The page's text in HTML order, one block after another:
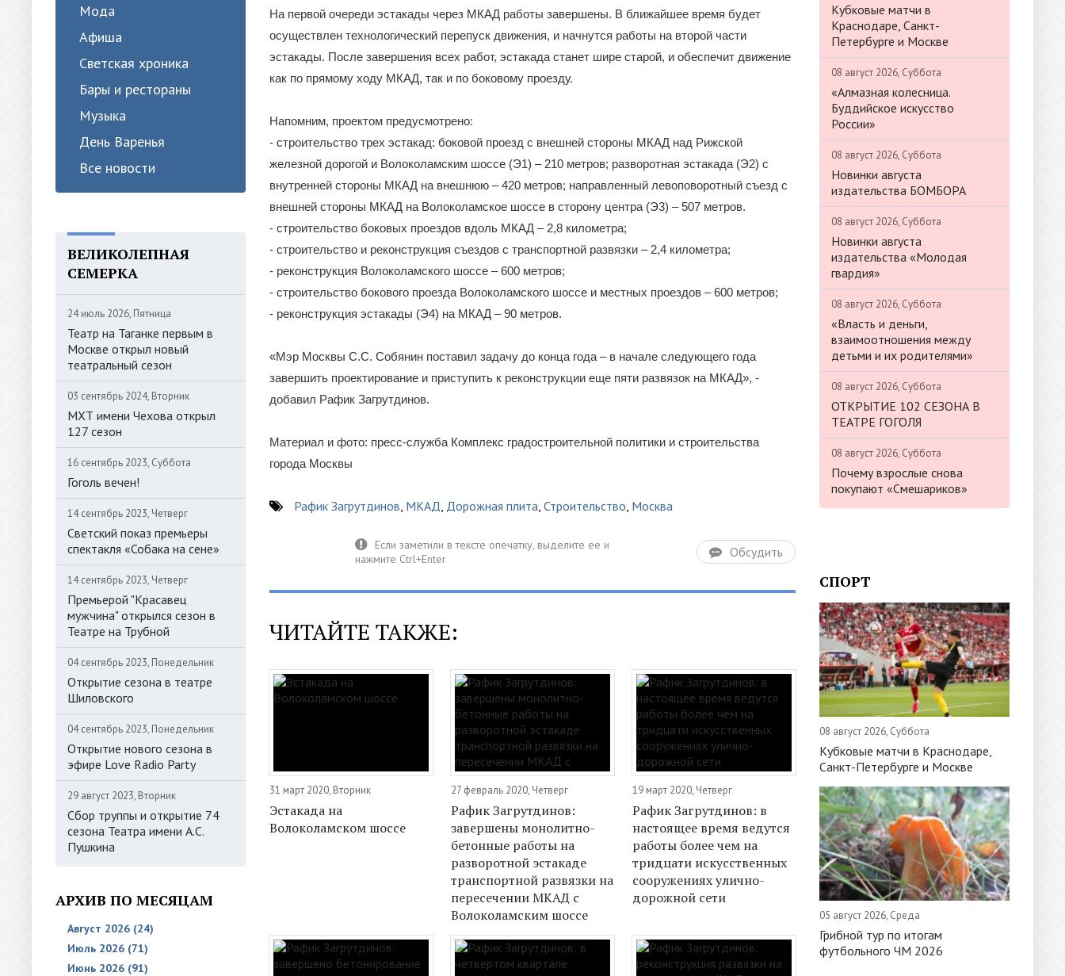
Мода
Афиша
Светская хроника
Бары и рестораны
Музыка
День Варенья
Все новости
ВЕЛИКОЛЕПНАЯ
СЕМЕРКА
24 июль 2026, Пятница
Театр на Таганке первым в
Москве открыл новый
театральный сезон
03 сентябрь 2024, Вторник
МХТ имени Чехова открыл
127 сезон
16 сентябрь 2023, Суббота
Гоголь вечен!
14 сентябрь 2023, Четверг
Светский показ премьеры
спектакля «Собака на сене»
14 сентябрь 2023, Четверг
Премьерой "Красавец
мужчина" открылся сезон в
Театре на Трубной
04 сентябрь 2023, Понедельник
Открытие сезона в театре
Шиловского
04 сентябрь 2023, Понедельник
Открытие нового сезона в
эфире Love Radio Party
29 август 2023, Вторник
Сбор труппы и открытие 74
сезона Театра имени А.С.
Пушкина
АРХИВ ПО МЕСЯЦАМ
Август 2026 (24)
Июль 2026 (71)
Июнь 2026 (91)
На первой очереди эстакады через МКАД работы завершены. В ближайшее время будет
осуществлен технологический перепуск движения, и начнутся работы на второй части
эстакады. После завершения всех работ, эстакада станет шире старой, и обеспечит движение
как по прямому ходу МКАД, так и по боковому проезду.
Напомним, проектом предусмотрено:
- строительство трех эстакад: боковой проезд с внешней стороны МКАД над Рижской
железной дорогой и Волоколамским шоссе (Э1) – 210 метров; разворотная эстакада (Э2) с
внутренней стороны МКАД на внешнюю – 420 метров; направленный левоповоротный съезд с
внешней стороны МКАД на Волоколамское шоссе в сторону центра (Э3) – 507 метров.
- строительство боковых проездов вдоль МКАД – 2,8 километра;
- строительство и реконструкция съездов с транспортной развязки – 2,4 километра;
- реконструкция Волоколамского шоссе – 600 метров;
- строительство бокового проезда Волоколамского шоссе и местных проездов – 600 метров;
- реконструкция эстакады (Э4) на МКАД – 90 метров.
«Мэр Москвы С.С. Собянин поставил задачу до конца года – в начале следующего года
завершить проектирование и приступить к реконструкции еще пяти развязок на МКАД», -
добавил Рафик Загрутдинов.
Материал и фото: пресс-служба Комплекс градостроительной политики и строительства
города Москвы
Рафик Загрутдинов, МКАД, Дорожная плита, Строительство, Москва
Обсудить
ЧИТАЙТЕ ТАКЖЕ:
31 март 2020, Вторник
Эстакада на
Волоколамском шоссе
27 февраль 2020, Четверг
Рафик Загрутдинов:
завершены монолитно-
бетонные работы на
разворотной эстакаде
транспортной развязки на
пересечении МКАД с
Волоколамским шоссе
19 март 2020, Четверг
Рафик Загрутдинов: в
настоящее время ведутся
работы более чем на
тридцати искусственных
сооружениях улично-
дорожной сети
Кубковые матчи в
Краснодаре, Санкт-
Петербурге и Москве
08 август 2026, Суббота
«Алмазная колесница.
Буддийское искусство
России»
08 август 2026, Суббота
Новинки августа
издательства БОМБОРА
08 август 2026, Суббота
Новинки августа
издательства «Молодая
гвардия»
08 август 2026, Суббота
«Власть и деньги,
взаимоотношения между
детьми и их родителями»
08 август 2026, Суббота
ОТКРЫТИЕ 102 СЕЗОНА В
ТЕАТРЕ ГОГОЛЯ
08 август 2026, Суббота
Почему взрослые снова
покупают «Смешариков»
СПОРТ
08 август 2026, Суббота
Кубковые матчи в Краснодаре,
Санкт-Петербурге и Москве
05 август 2026, Среда
Грибной тур по итогам
футбольного ЧМ 2026